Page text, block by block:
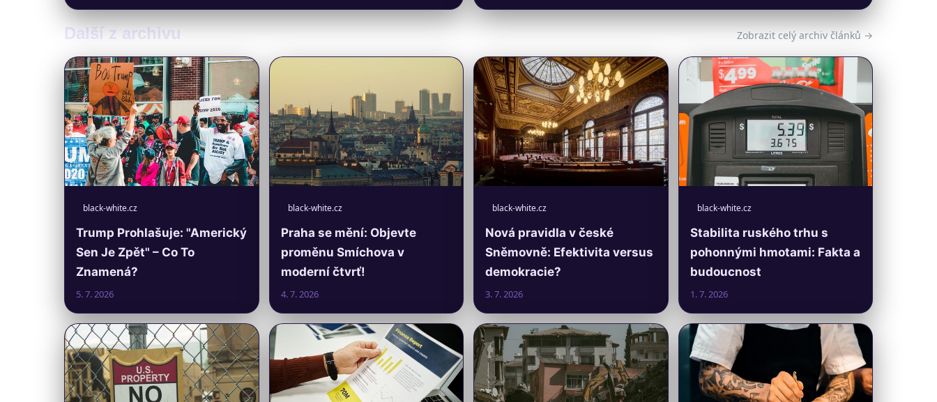
Další z archivu Zobrazit celý archiv článků →
black-white.cz
Trump Prohlašuje: "Americký
Sen Je Zpět" – Co To
Znamená?
5. 7. 2026
black-white.cz
Praha se mění: Objevte
proměnu Smíchova v
moderní čtvrť!
4. 7. 2026
black-white.cz
Nová pravidla v české
Sněmovně: Efektivita versus
demokracie?
3. 7. 2026
black-white.cz
Stabilita ruského trhu s
pohonnými hmotami: Fakta a
budoucnost
1. 7. 2026